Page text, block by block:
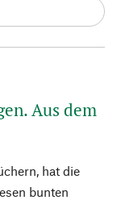
Aus dem
hat die
bunten